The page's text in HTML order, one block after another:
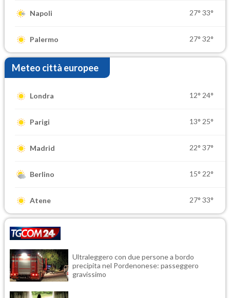
Napoli 27° 33°
Palermo 27° 32°
Meteo città europee
Londra 12° 24°
Parigi 13° 25°
Madrid 22° 37°
Berlino 15° 22°
Atene 27° 33°
Ultraleggero con due persone a bordo
precipita nel Pordenonese: passeggero
gravissimo